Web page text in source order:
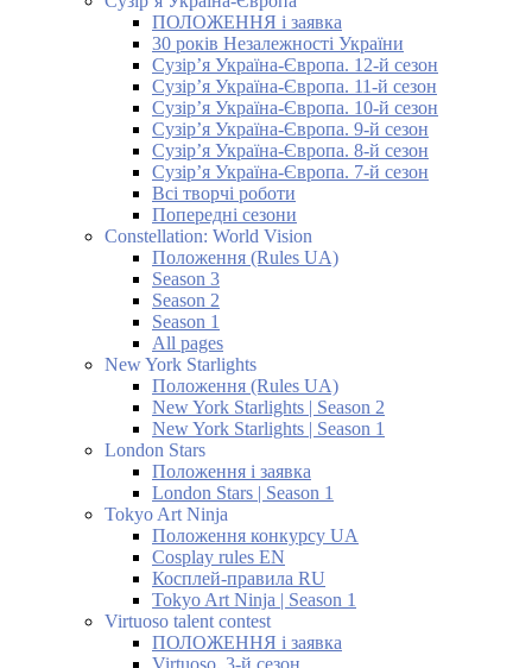
ПОЛОЖЕННЯ і заявка
30 років Незалежності України
Сузір’я Україна-Європа. 12-й сезон
Сузір’я Україна-Європа. 11-й сезон
Сузір’я Україна-Європа. 10-й сезон
Сузір’я Україна-Європа. 9-й сезон
Сузір’я Україна-Європа. 8-й сезон
Сузір’я Україна-Європа. 7-й сезон
Всі творчі роботи
Попередні сезони
Constellation: World Vision
Положення (Rules UA)
Season 3
Season 2
Season 1
All pages
New York Starlights
Положення (Rules UA)
New York Starlights | Season 2
New York Starlights | Season 1
London Stars
Положення і заявка
London Stars | Season 1
Tokyo Art Ninja
Положення конкурсу UA
Cosplay rules EN
Косплей-правила RU
Tokyo Art Ninja | Season 1
Virtuoso talent contest
ПОЛОЖЕННЯ і заявка
Virtuoso. 3-й сезон